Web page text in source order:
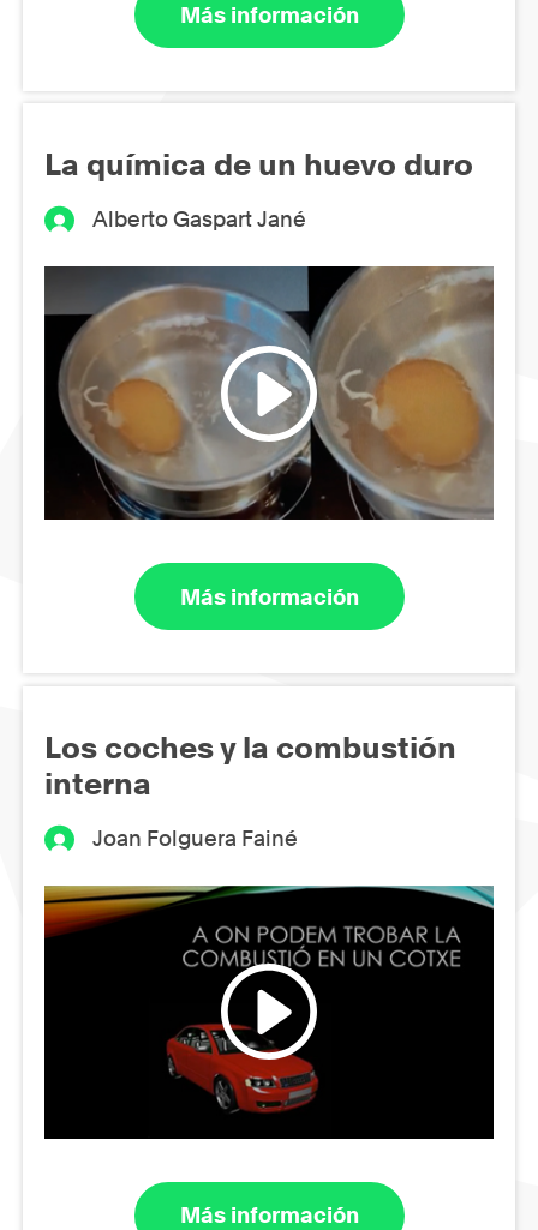
Más información
La química de un huevo duro
Alberto Gaspart Jané
Más información
Los coches y la combustión
interna
Joan Folguera Fainé
Más información